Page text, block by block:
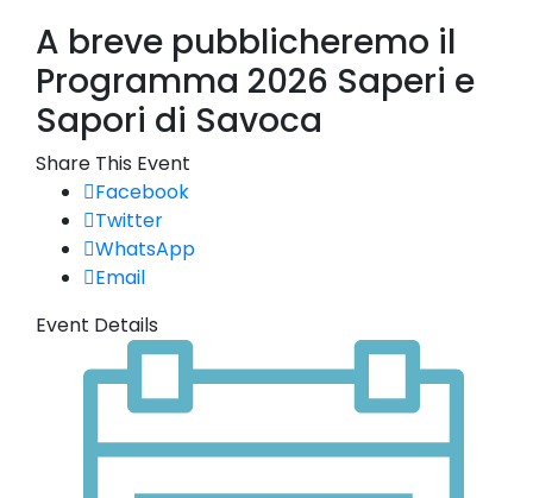
A breve pubblicheremo il
Programma 2026 Saperi e
Sapori di Savoca
Share This Event
Facebook
Twitter
WhatsApp
Email
Event Details